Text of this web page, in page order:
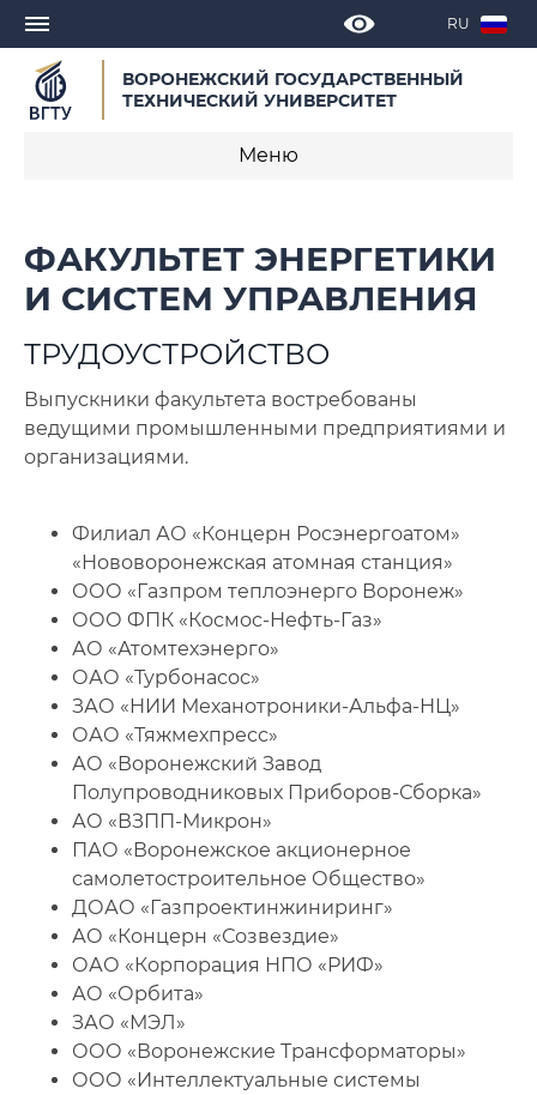
RU
ВОРОНЕЖСКИЙ ГОСУДАРСТВЕННЫЙ
ТЕХНИЧЕСКИЙ УНИВЕРСИТЕТ
Меню
Мероприятия
Кафедры факультета
Заочное обучение
Ученый совет факультета
Наши выпускники
Трудоустройство
Лаборатории и центры
Документы
Фотогалерея
Сотрудники
ФАКУЛЬТЕТ ЭНЕРГЕТИКИ
И СИСТЕМ УПРАВЛЕНИЯ
ТРУДОУСТРОЙСТВО
Выпускники факультета востребованы
ведущими промышленными предприятиями и
организациями.
Филиал АО «Концерн Росэнергоатом»
«Нововоронежская атомная станция»
ООО «Газпром теплоэнерго Воронеж»
ООО ФПК «Космос-Нефть-Газ»
АО «Атомтехэнерго»
ОАО «Турбонасос»
ЗАО «НИИ Механотроники-Альфа-НЦ»
ОАО «Тяжмехпресс»
АО «Воронежский Завод
Полупроводниковых Приборов-Сборка»
АО «ВЗПП-Микрон»
ПАО «Воронежское акционерное
самолетостроительное Общество»
ДОАО «Газпроектинжиниринг»
АО «Концерн «Созвездие»
ОАО «Корпорация НПО «РИФ»
АО «Орбита»
ЗАО «МЭЛ»
ООО «Воронежские Трансформаторы»
ООО «Интеллектуальные системы